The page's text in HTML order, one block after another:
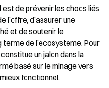
de prévenir les chocs liés
l’offre, d’assurer une
et de soutenir le
de l’écosystème. Pour
un jalon dans la
basé sur le minage vers
fonctionnel.